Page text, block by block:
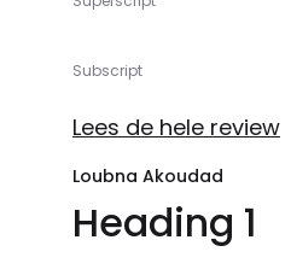
Subscript
Lees de hele review
Loubna Akoudad
Heading 1